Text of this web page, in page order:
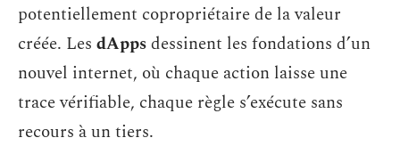
potentiellement copropriétaire de la valeur
créée. Les dAppsdessinent les fondations d’un
nouvel internet, où chaque action laisse une
trace vérifiable, chaque règle s’exécute sans
recours à un tiers.